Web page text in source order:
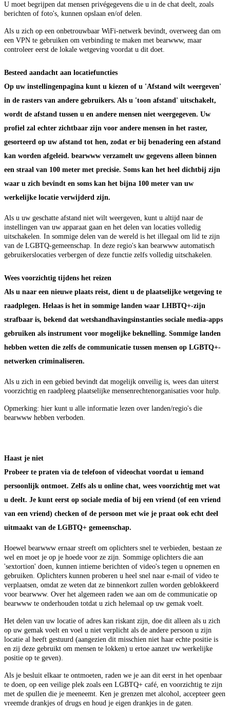
U moet begrijpen dat mensen privégegevens die u in de chat deelt, zoals
berichten of foto's, kunnen opslaan en/of delen.
Als u zich op een onbetrouwbaar WiFi-netwerk bevindt, overweeg dan om
een VPN te gebruiken om verbinding te maken met bearwww, maar
controleer eerst de lokale wetgeving voordat u dit doet.
Besteed aandacht aan locatiefuncties
Op uw instellingenpagina kunt u kiezen of u 'Afstand wilt weergeven'
in de rasters van andere gebruikers. Als u 'toon afstand' uitschakelt,
wordt de afstand tussen u en andere mensen niet weergegeven. Uw
profiel zal echter zichtbaar zijn voor andere mensen in het raster,
gesorteerd op uw afstand tot hen, zodat er bij benadering een afstand
kan worden afgeleid. bearwww verzamelt uw gegevens alleen binnen
een straal van 100 meter met precisie. Soms kan het heel dichtbij zijn
waar u zich bevindt en soms kan het bijna 100 meter van uw
werkelijke locatie verwijderd zijn.
Als u uw geschatte afstand niet wilt weergeven, kunt u altijd naar de
instellingen van uw apparaat gaan en het delen van locaties volledig
uitschakelen. In sommige delen van de wereld is het illegaal om lid te zijn
van de LGBTQ-gemeenschap. In deze regio's kan bearwww automatisch
gebruikerslocaties verbergen of deze functie zelfs volledig uitschakelen.
Wees voorzichtig tijdens het reizen
Als u naar een nieuwe plaats reist, dient u de plaatselijke wetgeving te
raadplegen. Helaas is het in sommige landen waar LHBTQ+-zijn
strafbaar is, bekend dat wetshandhavingsinstanties sociale media-apps
gebruiken als instrument voor mogelijke beknelling. Sommige landen
hebben wetten die zelfs de communicatie tussen mensen op LGBTQ+-
netwerken criminaliseren.
Als u zich in een gebied bevindt dat mogelijk onveilig is, wees dan uiterst
voorzichtig en raadpleeg plaatselijke mensenrechtenorganisaties voor hulp.
Opmerking: hier kunt u alle informatie lezen over landen/regio's die
bearwww hebben verboden.
Haast je niet
Probeer te praten via de telefoon of videochat voordat u iemand
persoonlijk ontmoet. Zelfs als u online chat, wees voorzichtig met wat
u deelt. Je kunt eerst op sociale media of bij een vriend (of een vriend
van een vriend) checken of de persoon met wie je praat ook echt deel
uitmaakt van de LGBTQ+ gemeenschap.
Hoewel bearwww ernaar streeft om oplichters snel te verbieden, bestaan ze
wel en moet je op je hoede voor ze zijn. Sommige oplichters die aan
'sextortion' doen, kunnen intieme berichten of video's tegen u opnemen en
gebruiken. Oplichters kunnen proberen u heel snel naar e-mail of video te
verplaatsen, omdat ze weten dat ze binnenkort zullen worden geblokkeerd
voor bearwww. Over het algemeen raden we aan om de communicatie op
bearwww te onderhouden totdat u zich helemaal op uw gemak voelt.
Het delen van uw locatie of adres kan riskant zijn, doe dit alleen als u zich
op uw gemak voelt en voel u niet verplicht als de andere persoon u zijn
locatie al heeft gestuurd (aangezien dit misschien niet haar echte positie is
en zij deze gebruikt om mensen te lokken) u ertoe aanzet uw werkelijke
positie op te geven).
Als je besluit elkaar te ontmoeten, raden we je aan dit eerst in het openbaar
te doen, op een veilige plek zoals een LGBTQ+ café, en voorzichtig te zijn
met de spullen die je meeneemt. Ken je grenzen met alcohol, accepteer geen
vreemde drankjes of drugs en houd je eigen drankjes in de gaten.